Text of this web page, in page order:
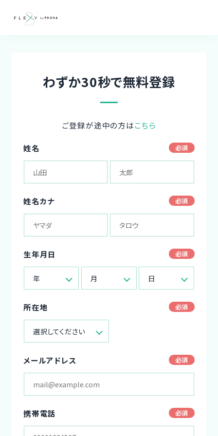
わずか30秒で無料登録
ご登録が途中の方はこちら
姓名
姓名カナ
生年月日
年 月 日
所在地
選択してください
メールアドレス
携帯電話